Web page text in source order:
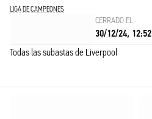
LIGA DE CAMPEONES
CERRADO EL
30/12/24, 12:52
Todas las subastas de Liverpool